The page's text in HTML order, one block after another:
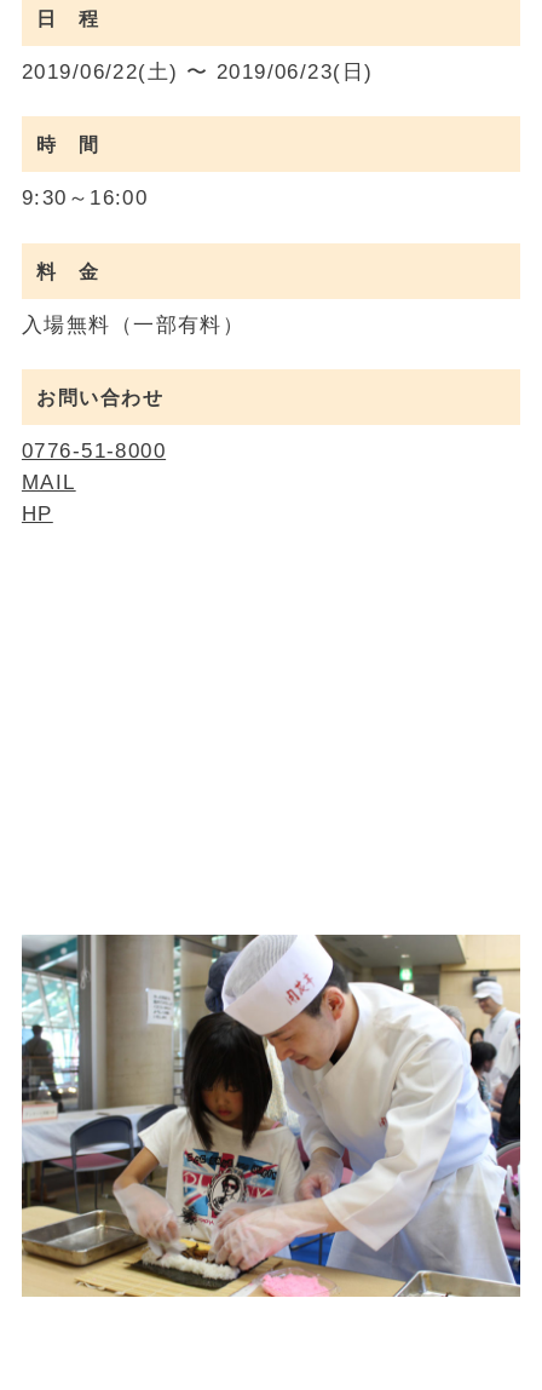
日 程
2019/06/22(土) 〜 2019/06/23(日)
時 間
9:30～16:00
料 金
入場無料（一部有料）
お問い合わせ
0776-51-8000
MAIL
HP